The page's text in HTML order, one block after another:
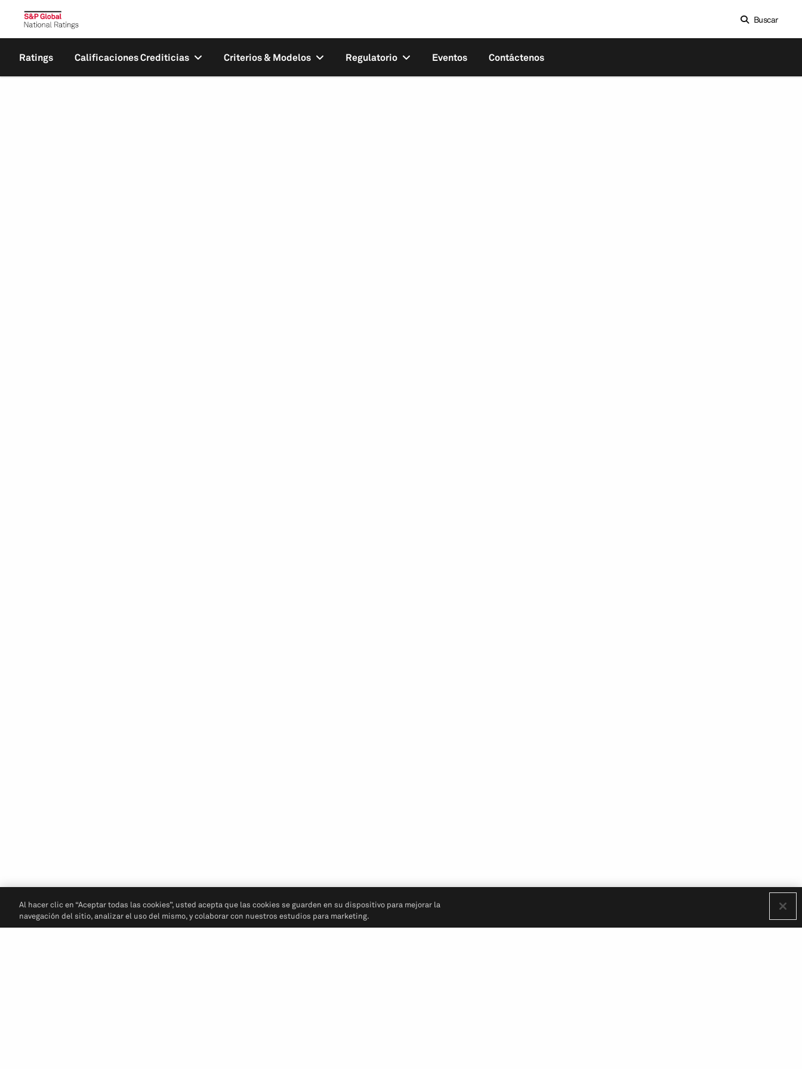
Buscar
Ratings Calificaciones Crediticias Criterios & Modelos Regulatorio Eventos Contáctenos
Al hacer clic en “Aceptar todas las cookies”, usted acepta que las cookies se guarden en su dispositivo para mejorar la
navegación del sitio, analizar el uso del mismo, y colaborar con nuestros estudios para marketing.